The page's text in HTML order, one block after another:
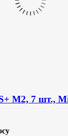
M2, 7 шт.,